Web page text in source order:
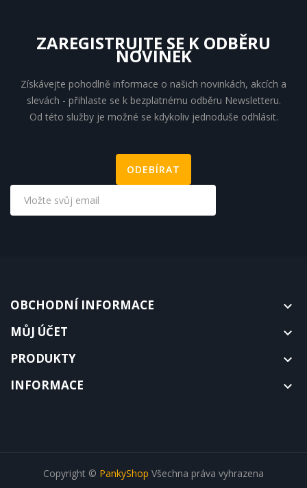
ZAREGISTRUJTE SE K ODBĚRU
NOVINEK
Získávejte pohodlně informace o našich novinkách, akcích a
slevách - přihlaste se k bezplatnému odběru Newsletteru.
Od této služby je možné se kdykoliv jednoduše odhlásit.
OBCHODNÍ INFORMACE 
MŮJ ÚČET 
PRODUKTY 
INFORMACE 
Copyright © PankyShop Všechna práva vyhrazena